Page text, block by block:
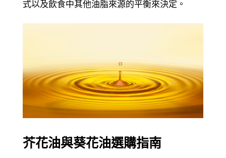
式以及飲食中其他油脂來源的平衡來決定。
芥花油與葵花油選購指南